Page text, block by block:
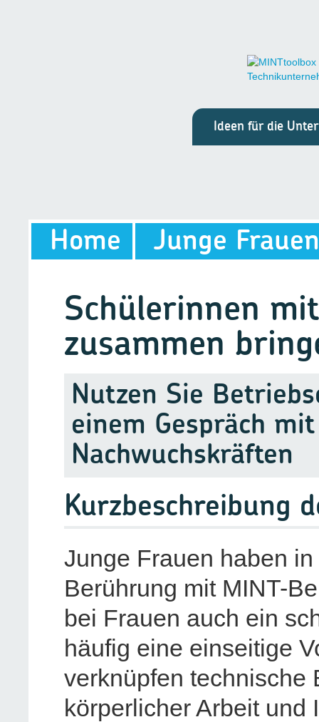
Ideen für die
Home Junge
Schülerinnen
zusammen
Nutzen Sie
einem Gespräch
Nachwuchskräften
Kurzbeschreibung
Junge Frauen haben
Berührung mit MINT-
bei Frauen auch ein
häufig eine einseitige
verknüpfen technische
körperlicher Arbeit und